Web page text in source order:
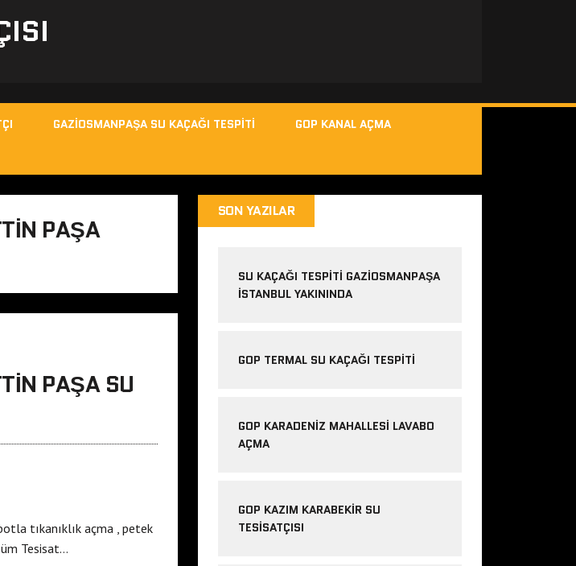
GAZIOSMANPAŞA SU KAÇAĞI TESPITI GOP KANAL AÇMA
PAŞA
PAŞA SU
tıkanıklık açma , petek
Tesisat…
SON YAZILAR
SU KAÇAĞI TESPITI GAZIOSMANPAŞA
ISTANBUL YAKININDA
GOP TERMAL SU KAÇAĞI TESPITI
GOP KARADENIZ MAHALLESI LAVABO
AÇMA
GOP KAZIM KARABEKIR SU
TESISATÇISI